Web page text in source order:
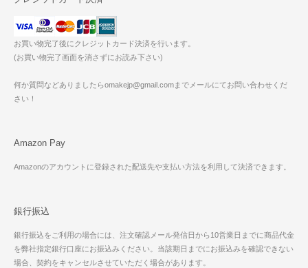
お買い物完了後にクレジットカード決済を行います。
(お買い物完了画面を消さずにお読み下さい)
何か質問などありましたらomakejp@gmail.comまでメールにてお問い合わせくだ
さい！
Amazon Pay
Amazonのアカウントに登録された配送先や支払い方法を利用して決済できます。
銀行振込
銀行振込をご利用の場合には、注文確認メール発信日から10営業日までに商品代金
を弊社指定銀行口座にお振込みください。当該期日までにお振込みを確認できない
場合、契約をキャンセルさせていただく場合があります。